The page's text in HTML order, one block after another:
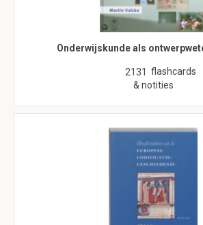
Onderwijskunde als
2131 flashcards
& notities